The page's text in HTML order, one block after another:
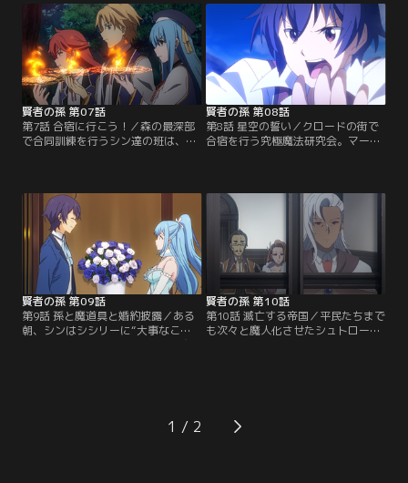
いて考えていた。シンの魔法では爆
発が起こるはずがなく、あれはシュ
トロームが目をくらますために行っ
たもの。つまり彼がまだ生きている
ことを意味していた。
い、怒り心頭に発するヘラルド皇
帝。すると、帝都に大量の魔物が出
現したとの一報が入り、急いで引き
返す帝国軍。しかし、すでに街は変
わり果てていた。
賢者の孫 第07話
第7話 合宿に行こう！／森の最深部
で合同訓練を行うシン達の班は、騎
日、オーグから魔人の新しい情報を
聴く。現在、魔人たちはブルースフ
ィア帝国領内の町や村を襲撃し、さ
らには人々を魔人に変えているとい
う。勢力を拡大し続けているシュト
ロームに対抗するため…。
賢者の孫 第08話
第8話 星空の誓い／クロードの街で
合宿を行う究極魔法研究会。マーリ
ーたち。しかし、圧倒的な勢力の魔
人を相手に戦うには、まだまだ力が
足りない。シンも負けじと新魔法の
練習を行う。皆が警戒する中、イメ
ージを膨らませ魔法を放つが…。
賢者の孫 第09話
第9話 孫と魔道具と婚約披露／ある
朝、シンはシシリーに“大事なこ
り結婚を覚悟してもらいたいと告げ
られる。まだ付き合い始めたばかり
賢者の孫 第10話
第10話 滅亡する帝国／平民たちまで
も次々と魔人化させたシュトローム
と乗り出そうとする。しかし、帝国
の殲滅という目的を果たしたシュト
1